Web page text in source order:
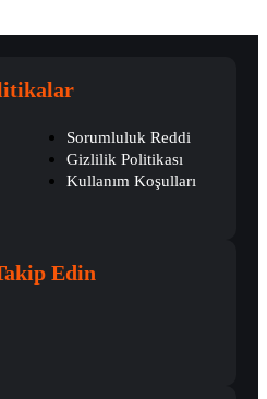
Sorumluluk Reddi
Gizlilik Politikası
Kullanım Koşulları
Edin